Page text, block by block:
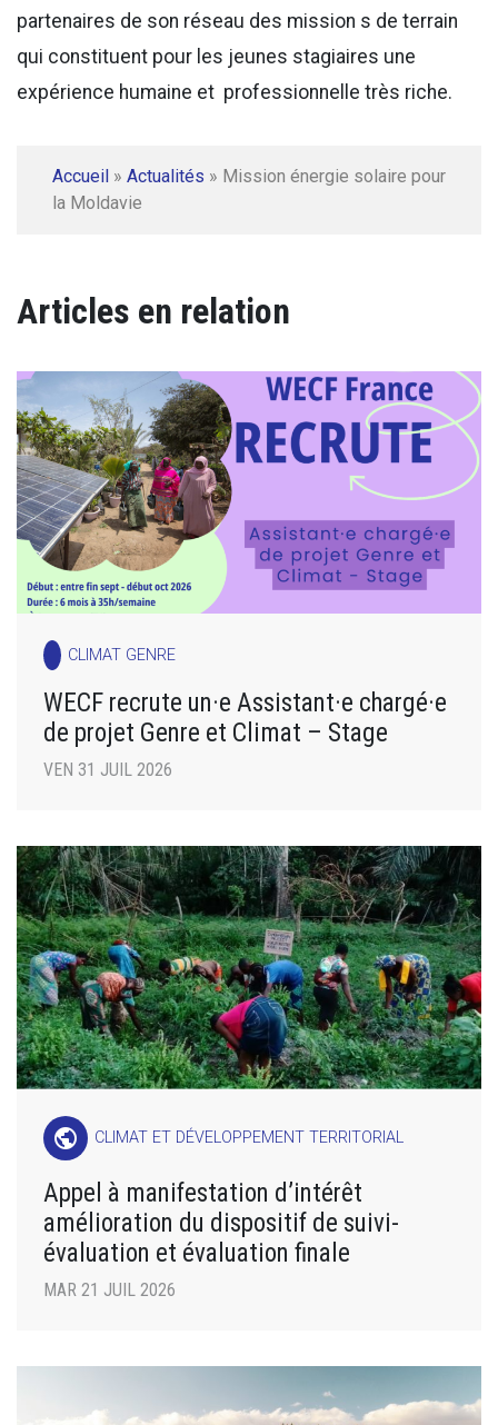
partenaires de son réseau des mission s de terrain
qui constituent pour les jeunes stagiaires une
expérience humaine et professionnelle très riche.
Accueil » Actualités » Mission énergie solaire pour
la Moldavie
Articles en relation
CLIMAT GENRE
WECF recrute un·e Assistant·e chargé·e
de projet Genre et Climat – Stage
VEN 31 JUIL 2026
public CLIMAT ET DÉVELOPPEMENT TERRITORIAL
Appel à manifestation d’intérêt
amélioration du dispositif de suivi-
évaluation et évaluation finale
MAR 21 JUIL 2026